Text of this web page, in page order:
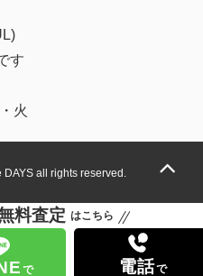
す
火
DAYS all rights reserved.
料査定 はこちら
で 電話で